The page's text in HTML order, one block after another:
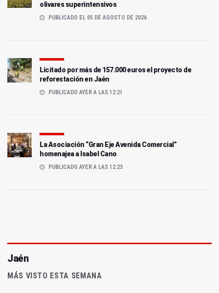
olivares superintensivos
PUBLICADO EL 05 DE AGOSTO DE 2026
Licitado por más de 157.000 euros el proyecto de
reforestación en Jaén
PUBLICADO AYER A LAS 12:21
La Asociación “Gran Eje Avenida Comercial”
homenajea a Isabel Cano
PUBLICADO AYER A LAS 12:23
Jaén
MÁS VISTO ESTA SEMANA